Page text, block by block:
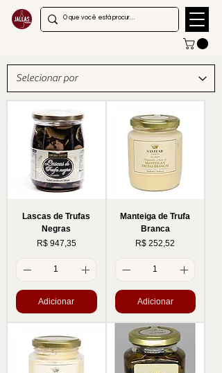
Lascas de Trufas
Negras
Preço
R$ 947,35
Adicionar
Manteiga de Trufa
Branca
Preço
R$ 252,52
Adicionar